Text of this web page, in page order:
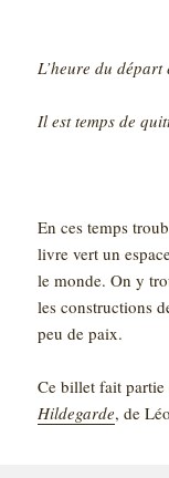
L’heure du
Il est temps de
En ces temps
livre vert un
le monde. On y
les constructions
peu de paix.
Ce billet fait partie
Hildegarde, de